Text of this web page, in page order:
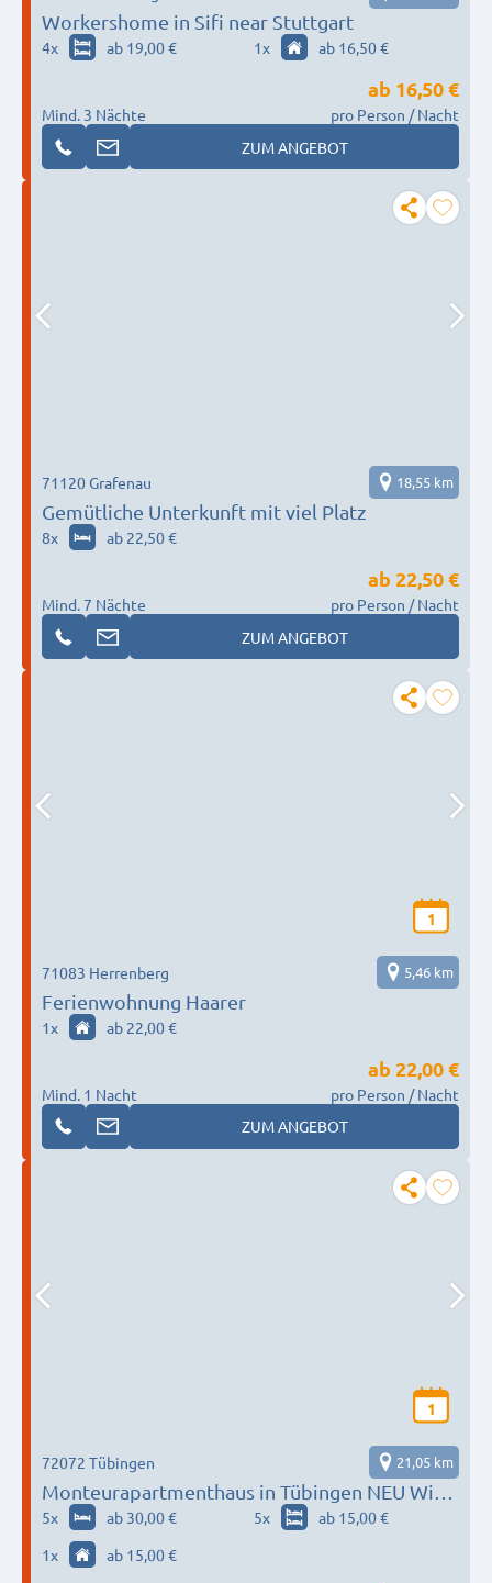
Workershome in Sifi near Stuttgart
4x ab 19,00 € 1x ab 16,50 €
Mind. 3 Nächte
ab 16,50 €
pro Person / Nacht
ZUM ANGEBOT
Gemütliche Unterkunft mit viel Platz
71120 Grafenau 18,55 km
8x ab 22,50 €
Mind. 7 Nächte
ab 22,50 €
pro Person / Nacht
ZUM ANGEBOT
1
Ferienwohnung Haarer
71083 Herrenberg 5,46 km
1x ab 22,00 €
Mind. 1 Nacht
ab 22,00 €
pro Person / Nacht
ZUM ANGEBOT
1
Monteurapartmenthaus in Tübingen NEU Wifi
Parking Reutlingen
72072 Tübingen 21,05 km
5x ab 30,00 € 5x
ab 15,00 €
1x ab 15,00 €